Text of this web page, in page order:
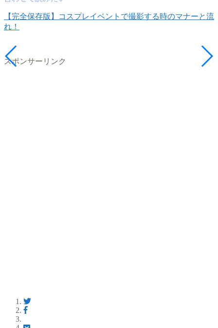
【完全保存版】コスプレイベントで撮影する時のマナーと流
れ！
スポンサーリンク